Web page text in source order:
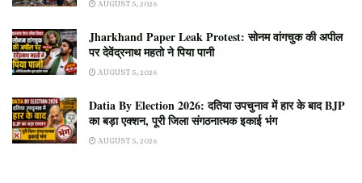
AUGUST 5, 2026
Jharkhand Paper Leak Protest: सोनम वांगचुक की अपील
पर देवेंद्रनाथ महतो ने पिया पानी
AUGUST 5, 2026
Datia By Election 2026: दतिया उपचुनाव में हार के बाद BJP
का बड़ा एक्शन, पूरी जिला संगठनात्मक इकाई भंग
AUGUST 5, 2026